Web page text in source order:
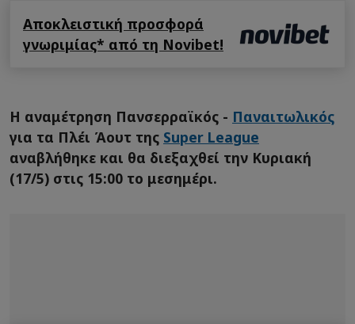
Αποκλειστική προσφορά
γνωριμίας* από τη Novibet!
Η αναμέτρηση Πανσερραϊκός - Παναιτωλικός
για τα Πλέι Άουτ της Super League
αναβλήθηκε και θα διεξαχθεί την Κυριακή
(17/5) στις 15:00 το μεσημέρι.